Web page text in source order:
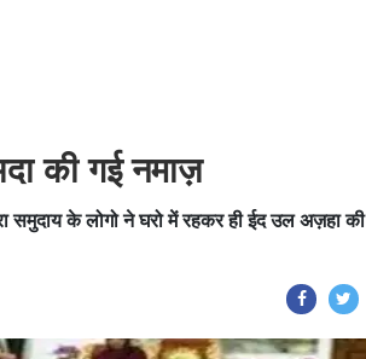
की गई नमाज़
समुदाय के लोगो ने घरो में रहकर ही ईद उल अज़हा की